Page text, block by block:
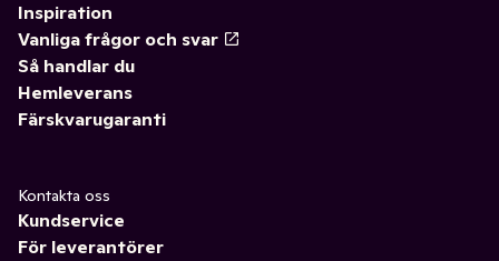
Inspiration
Vanliga frågor och svar
Så handlar du
Hemleverans
Färskvarugaranti
Kontakta oss
Kundservice
För leverantörer